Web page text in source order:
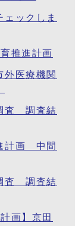
ェックしま
推進計画
外医療機関
査 調査結
計画 中間
査 調査結
画】京田